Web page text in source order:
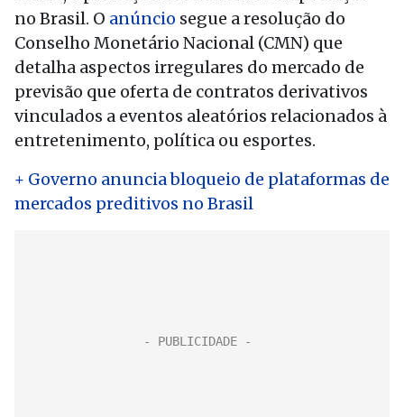
no Brasil. O anúncio segue a resolução do
Conselho Monetário Nacional (CMN) que
detalha aspectos irregulares do mercado de
previsão que oferta de contratos derivativos
vinculados a eventos aleatórios relacionados à
entretenimento, política ou esportes.
+ Governo anuncia bloqueio de plataformas de
mercados preditivos no Brasil